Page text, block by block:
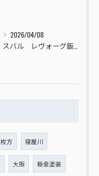
2026/04/08
枚方 寝屋川
大阪 板金塗装